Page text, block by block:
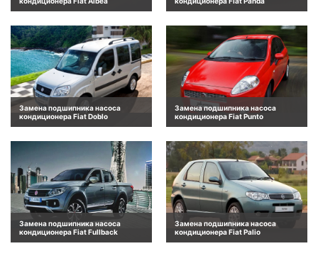
Замена подшипника насоса
кондиционера Fiat Doblo
Замена подшипника насоса
кондиционера Fiat Punto
Замена подшипника насоса
кондиционера Fiat Fullback
Замена подшипника насоса
кондиционера Fiat Palio